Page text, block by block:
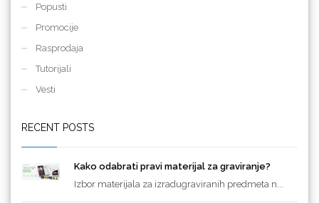
Popusti
Promocije
Rasprodaja
Tutorijali
Vesti
RECENT POSTS
Kako odabrati pravi materijal za graviranje?
Izbor materijala za izradugraviranih predmeta n...